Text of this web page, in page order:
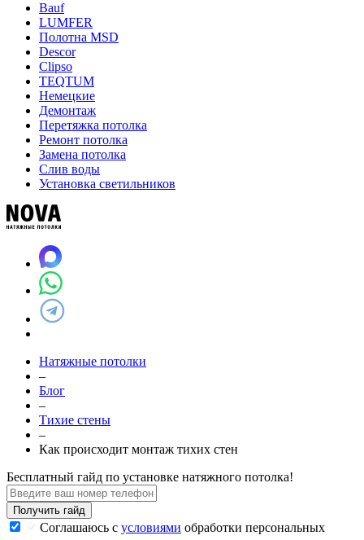
Bauf
LUMFER
Полотна MSD
Descor
Clipso
TEQTUM
Немецкие
Демонтаж
Перетяжка потолка
Ремонт потолка
Замена потолка
Слив воды
Установка светильников
Натяжные потолки
–
Блог
–
Тихие стены
–
Как происходит монтаж тихих стен
Бесплатный гайд по установке натяжного потолка!
Получить гайд
Соглашаюсь с условиями обработки персональных